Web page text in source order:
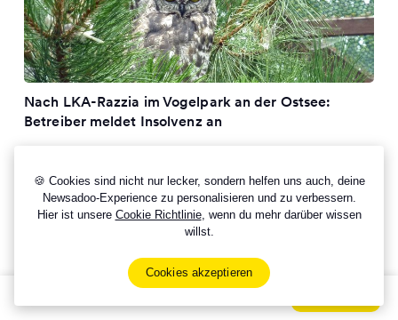
🍪 Cookies sind nicht nur lecker, sondern helfen uns auch, deine
Newsadoo-Experience zu personalisieren und zu verbessern.
Hier ist unsere Cookie Richtlinie, wenn du mehr darüber wissen
willst.
Cookies akzeptieren
Nach LKA-Razzia im Vogelpark an der Ostsee:
Betreiber meldet Insolvenz an